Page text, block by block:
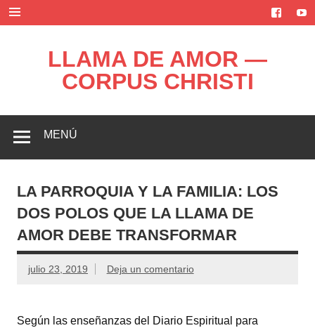
Saltar
contenido
LLAMA DE AMOR —
CORPUS CHRISTI
MENÚ
LA PARROQUIA Y LA FAMILIA: LOS
DOS POLOS QUE LA LLAMA DE
AMOR DEBE TRANSFORMAR
julio 23, 2019 Deja un comentario
Según las enseñanzas del Diario Espiritual para